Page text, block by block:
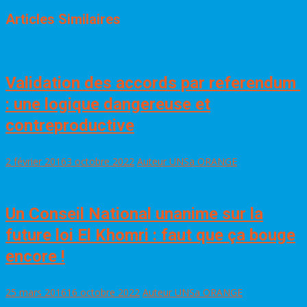
Articles Similaires
Validation des accords par referendum
: une logique dangereuse et
contreproductive
2 février 20163 octobre 2022 Auteur UNSa ORANGE
Un Conseil National unanime sur la
future loi El Khomri : faut que ça bouge
encore !
25 mars 201616 octobre 2022 Auteur UNSa ORANGE